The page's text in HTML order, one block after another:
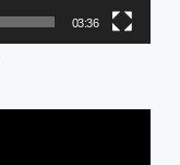
03:36